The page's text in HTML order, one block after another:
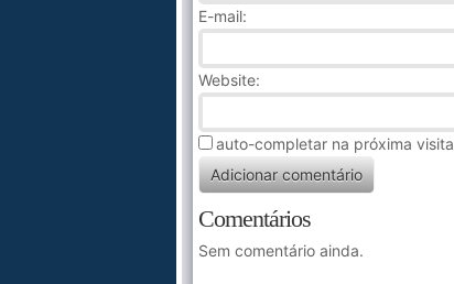
E-mail:
Website:
auto-completar na próxima visita
Comentários
Sem comentário ainda.